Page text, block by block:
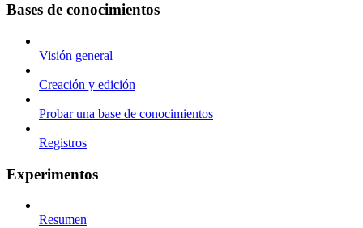
Bases de conocimientos
Visión general
Creación y edición
Probar una base de conocimientos
Registros
Experimentos
Resumen